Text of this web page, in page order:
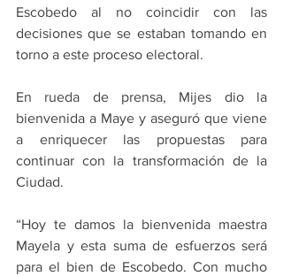
Escobedo al no coincidir con las
decisiones que se estaban tomando en
torno a este proceso electoral.
En rueda de prensa, Mijes dio la
bienvenida a Maye y aseguró que viene
a enriquecer las propuestas para
continuar con la transformación de la
Ciudad.
“Hoy te damos la bienvenida maestra
Mayela y esta suma de esfuerzos será
para el bien de Escobedo. Con mucho